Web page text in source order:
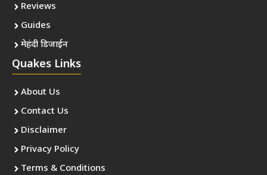
Reviews
Guides
मेहंदी डिजाईन
Quakes Links
About Us
Contact Us
Disclaimer
Privacy Policy
Terms & Conditions